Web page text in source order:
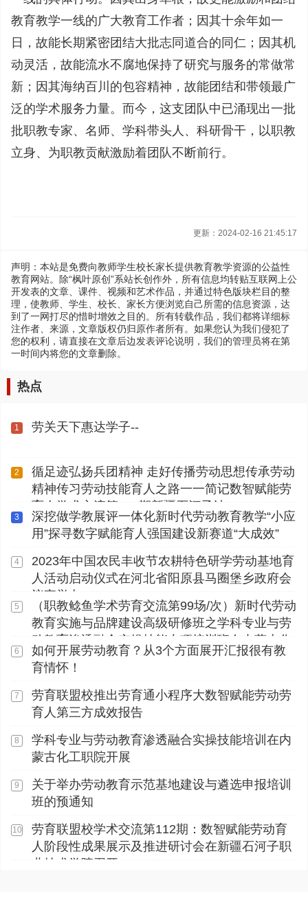
教育教学一线的广大教育工作者；因其十余年如一
日，故能长期紧密团结大批志同道合的同仁；因其机
动灵活，故能流水不腐地保持了研究与服务的常做常
新；因其海纳百川的包容精神，故能团结和带领最广
泛的学术服务力量。而今，这支团队中已涌现出一批
批职教专家、名师、学科带头人、科研骨干，以职教
立身、为职教贡献激励着团队不断前行。
更新：2024-02-16 21:45:17
声明：本站是免费向教师学生校长家长提供教育教学资源的公益性
教育网站。除“枫叶原创”系站长创作外，所有信息均转贴互联网上公
开发表的文章、课件、视频和艺术作品，并通过特色版块栏目的整
理，使教师、学生、校长、家长方便浏览自己所需的信息资源，达
到了一网打尽的惜时增效之目的。所有转载作品，我们都将详细标
注作者、来源，文章版权仍归原作者所有。如果您认为我们侵犯了
您的权利，请直接在文章后边发表评论说明，我们的管理员将在第
一时间内将您的文章删除。
热点
1 劳关天下惠达学子--
2
循足迹弘扬兵团精神 走好传播劳动思想传承劳动
精神传习劳动技能育人之路一一简记数智赋能劳
育人学术交流第112期新疆石河子站
3
深挖做学教展评一体化新时代劳动教育教学“小应
用”探寻数字赋能育人强国建设新赛道“大成效”
4
2023年中国农民丰收节农耕特色研学劳动基地育
人活动启动仪式在河北省阳原县马圈堡乡政府会
议室举办
5
（职教鲶鱼学术劳育交流第99场/次）新时代劳动
教育实施与品牌建设高级研修班之学科专业与劳
动教育渗透融合实操技能专项培训班在内蒙古化
工职业学院顺利开展
6
如何开展劳动教育？从3个方面展开汇报很有教
育情怀！
7
劳育联盟校推出劳育通小程序大数智赋能劳动劳
育人第三方成效报告
8
学科专业与劳动教育渗透融合实操技能培训在内
蒙古化工职院开展
9
关于举办劳动教育示范基地建设与遴选申报培训
班的预通知
10
劳育联盟校学术交流第112期：数智赋能劳动育
人阶段性成果展示及推进研讨会在新疆石河子职
业技术学院召开